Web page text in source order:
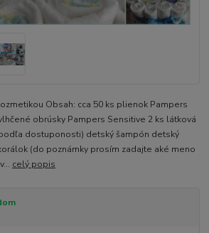
Obsah: cca 50 ks plienok Pampers
obrúsky Pampers Sensitive 2 ks látková
dostuponosti) detský šampón detský
(do poznámky prosím zadajte aké meno
celý popis